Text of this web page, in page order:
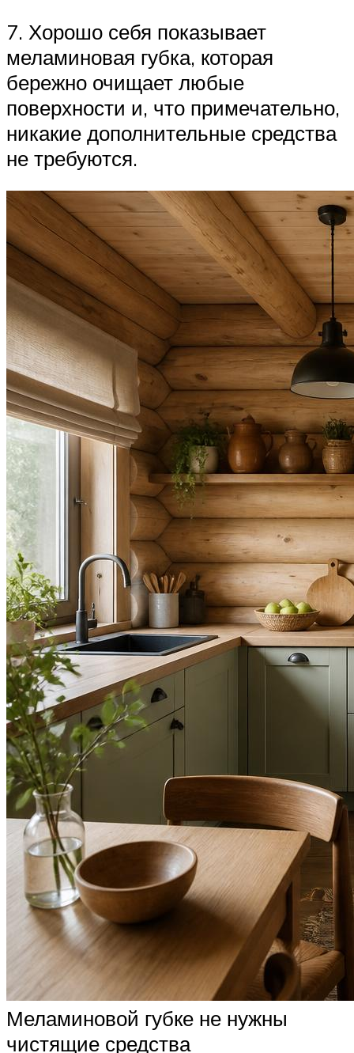
7. Хорошо себя показывает
меламиновая губка, которая
бережно очищает любые
поверхности и, что примечательно,
никакие дополнительные средства
не требуются.
Меламиновой губке не нужны
чистящие средства